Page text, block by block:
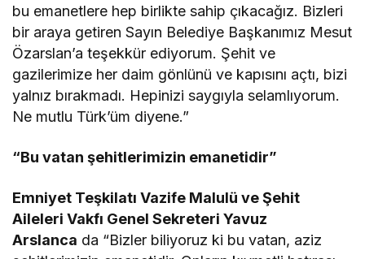
bu emanetlere hep birlikte sahip çıkacağız. Bizleri
bir araya getiren Sayın Belediye Başkanımız Mesut
Özarslan’a teşekkür ediyorum. Şehit ve
gazilerimize her daim gönlünü ve kapısını açtı, bizi
yalnız bırakmadı. Hepinizi saygıyla selamlıyorum.
Ne mutlu Türk’üm diyene.”
“Bu vatan şehitlerimizin emanetidir”
Emniyet Teşkilatı Vazife Malulü ve Şehit
Aileleri Vakfı Genel Sekreteri Yavuz
Arslanca da “Bizler biliyoruz ki bu vatan, aziz